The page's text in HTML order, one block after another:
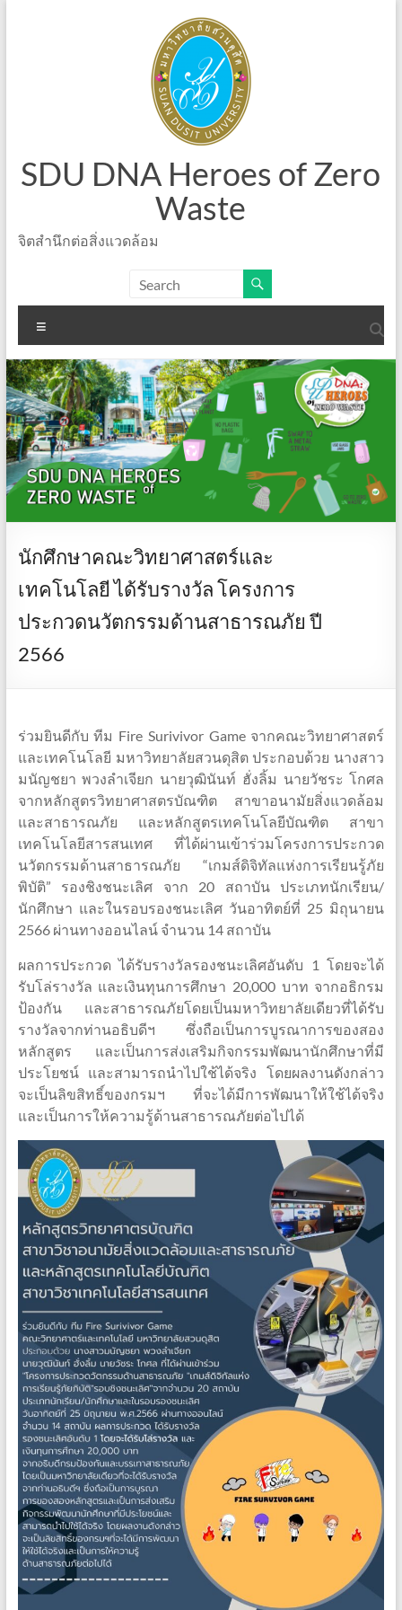
SDU DNA Heroes of Zero
Waste
จิตสำนึกต่อสิ่งแวดล้อม
นักศึกษาคณะวิทยาศาสตร์และ
เทคโนโลยี ได้รับรางวัล โครงการ
ประกวดนวัตกรรมด้านสาธารณภัย ปี
2566
ร่วมยินดีกับ ทีม Fire Surivivor Game จากคณะวิทยาศาสตร์
และเทคโนโลยี มหาวิทยาลัยสวนดุสิต ประกอบด้วย นางสาว
มนัญชยา พวงลำเจียก นายวุฒินันท์ ฮั่งลิ้ม นายวัชระ โกศล
จากหลักสูตรวิทยาศาสตรบัณฑิต สาขาอนามัยสิ่งแวดล้อม
และสาธารณภัย และหลักสูตรเทคโนโลยีบัณฑิต สาขา
เทคโนโลยีสารสนเทศ ที่ได้ผ่านเข้าร่วมโครงการประกวด
นวัตกรรมด้านสาธารณภัย “เกมส์ดิจิทัลแห่งการเรียนรู้ภัย
พิบัติ” รองชิงชนะเลิศ จาก 20 สถาบัน ประเภทนักเรียน/
นักศึกษา และในรอบรองชนะเลิศ วันอาทิตย์ที่ 25 มิถุนายน
2566 ผ่านทางออนไลน์ จำนวน 14 สถาบัน
ผลการประกวด ได้รับรางวัลรองชนะเลิศอันดับ 1 โดยจะได้
รับโล่รางวัล และเงินทุนการศึกษา 20,000 บาท จากอธิกรม
ป้องกัน และสาธารณภัยโดยเป็นมหาวิทยาลัยเดียวที่ได้รับ
รางวัลจากท่านอธิบดีฯ ซึ่งถือเป็นการบูรณาการของสอง
หลักสูตร และเป็นการส่งเสริมกิจกรรมพัฒนานักศึกษาที่มี
ประโยชน์ และสามารถนำไปใช้ได้จริง โดยผลงานดังกล่าว
จะเป็นลิขสิทธิ์ของกรมฯ ที่จะได้มีการพัฒนาให้ใช้ได้จริง
และเป็นการให้ความรู้ด้านสาธารณภัยต่อไปได้